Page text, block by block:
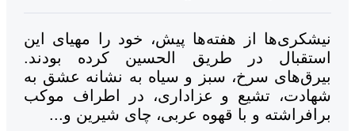
از هفته‌ها پیش، خود را مهیای این
در طریق الحسین کرده بودند.
سرخ، سبز و سیاه به نشانه عشق به
تشیع و عزاداری، در اطراف موکب
و با قهوه عربی، چای شیرین‌ و...